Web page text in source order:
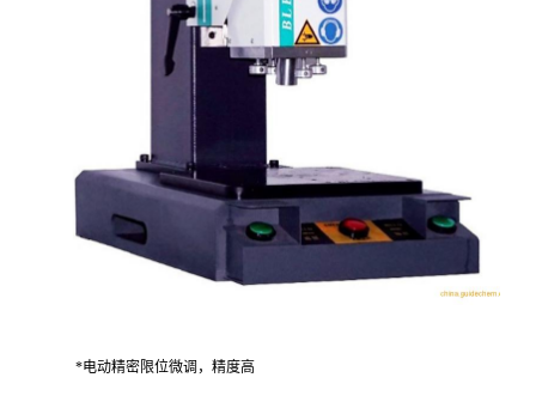
*电动精密限位微调，精度高